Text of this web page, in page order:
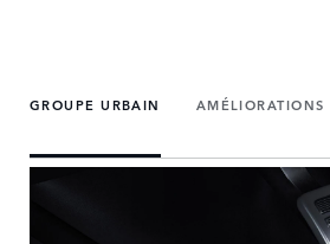
GROUPE URBAIN AMÉLIORATIONS